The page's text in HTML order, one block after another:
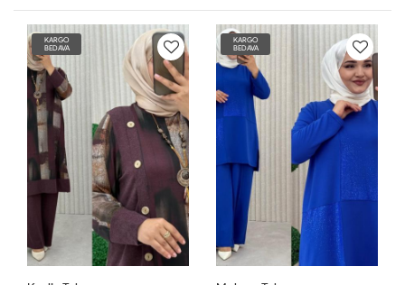
KARGO
BEDAVA
KARGO
BEDAVA